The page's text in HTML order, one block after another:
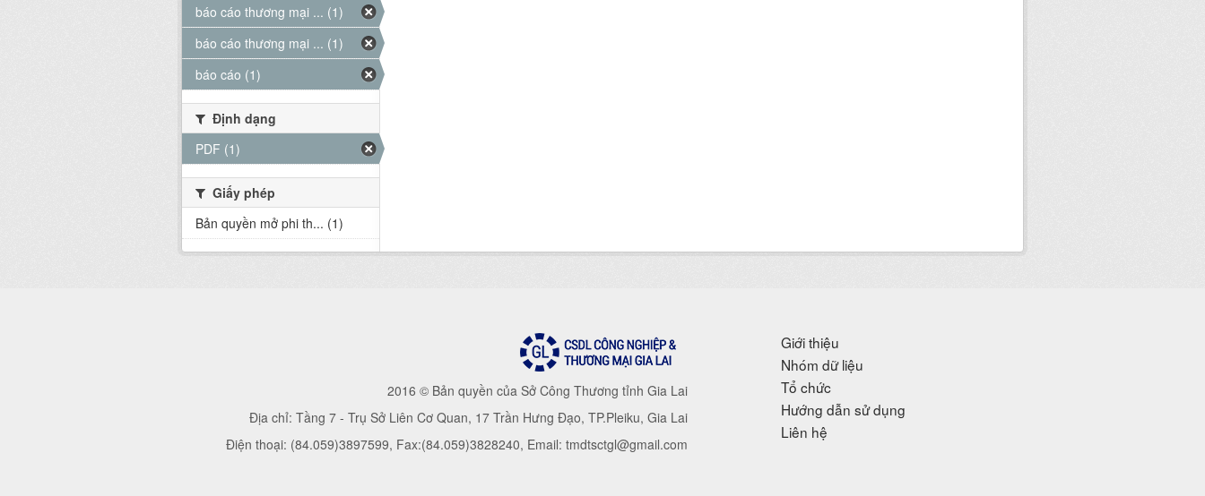
báo cáo thương mại ... (1)
báo cáo thương mại ... (1)
báo cáo (1)
Định dạng
PDF (1)
Giấy phép
Bản quyền mở phi th... (1)
2016 © Bản quyền của Sở Công Thương tỉnh Gia Lai
Địa chỉ: Tầng 7 - Trụ Sở Liên Cơ Quan, 17 Trần Hưng Đạo, TP.Pleiku, Gia Lai
Điện thoại: (84.059)3897599, Fax:(84.059)3828240, Email: tmdtsctgl@gmail.com
Giới thiệu
Nhóm dữ liệu
Tổ chức
Hướng dẫn sử dụng
Liên hệ